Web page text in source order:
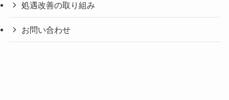
処遇改善の取り組み
お問い合わせ